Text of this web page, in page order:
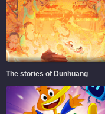
The stories of Dunhuang